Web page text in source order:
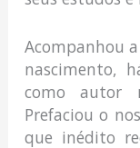
Acompanhou
nascimento,
como autor
Prefaciou o
que inédito